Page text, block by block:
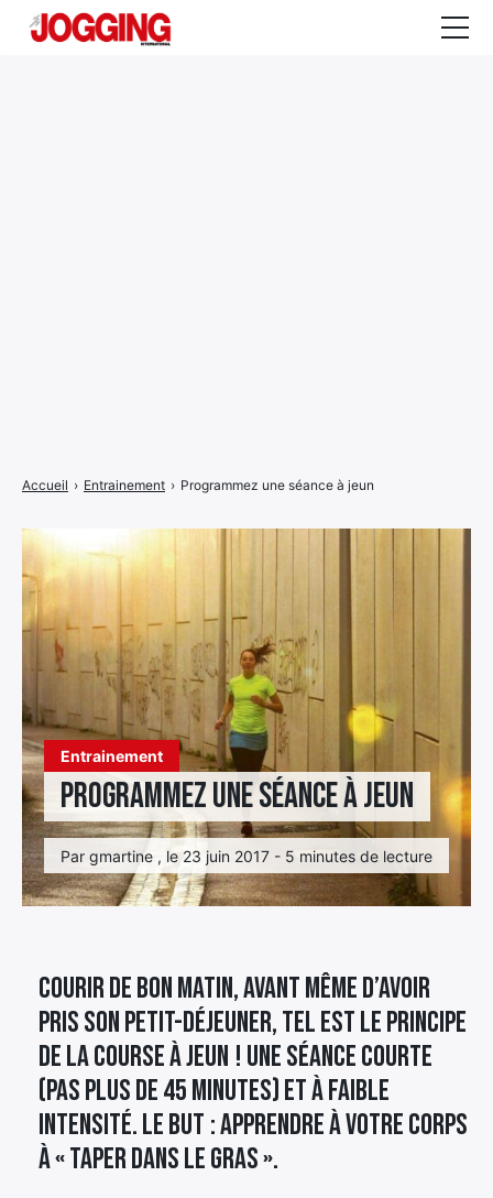
Entrainement
Programmez une séance à jeun
Par gmartine , le 23 juin 2017 - 5 minutes de lecture
Accueil › Entrainement › Programmez une séance à jeun
Courir de bon matin, avant même d’avoir
pris son petit-déjeuner, tel est le principe
de la course à jeun ! Une séance courte
(pas plus de 45 minutes) et à faible
intensité. Le but : apprendre à votre corps
à « taper dans le gras ».
Élément
de